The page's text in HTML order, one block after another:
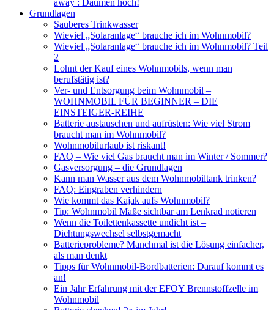
Grundlagen
Sauberes Trinkwasser
Wieviel „Solaranlage“ brauche ich im Wohnmobil?
Wieviel „Solaranlage“ brauche ich im Wohnmobil? Teil
2
Lohnt der Kauf eines Wohnmobils, wenn man
berufstätig ist?
Ver- und Entsorgung beim Wohnmobil –
WOHNMOBIL FÜR BEGINNER – DIE
EINSTEIGER-REIHE
Batterie austauschen und aufrüsten: Wie viel Strom
braucht man im Wohnmobil?
Wohnmobilurlaub ist riskant!
FAQ – Wie viel Gas braucht man im Winter / Sommer?
Gasversorgung – die Grundlagen
Kann man Wasser aus dem Wohnmobiltank trinken?
FAQ: Eingraben verhindern
Wie kommt das Kajak aufs Wohnmobil?
Tip: Wohnmobil Maße sichtbar am Lenkrad notieren
Wenn die Toilettenkassette undicht ist –
Dichtungswechsel selbstgemacht
Batterieprobleme? Manchmal ist die Lösung einfacher,
als man denkt
Tipps für Wohnmobil-Bordbatterien: Darauf kommt es
an!
Ein Jahr Erfahrung mit der EFOY Brennstoffzelle im
Wohnmobil